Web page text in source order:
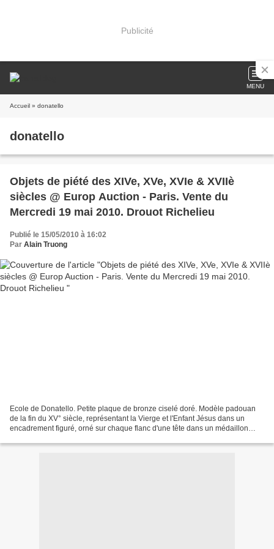
Publicité
MENU
Accueil » donatello
donatello
Objets de piété des XIVe, XVe, XVIe & XVIIè
siècles @ Europ Auction - Paris. Vente du
Mercredi 19 mai 2010. Drouot Richelieu
Publié le 15/05/2010 à 16:02
Par Alain Truong
Ecole de Donatello. Petite plaque de bronze ciselé doré. Modèle padouan
de la fin du XV° siècle, représentant la Vierge et l'Enfant Jésus dans un
encadrement figuré, orné sur chaque flanc d'une tête dans un médaillon